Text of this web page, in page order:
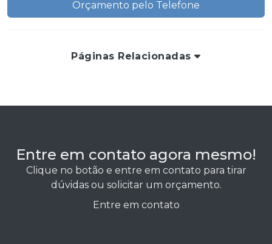
Orçamento pelo Telefone
Páginas Relacionadas
Entre em contato agora mesmo!
Clique no botão e entre em contato para tirar
dúvidas ou solicitar um orçamento.
Entre em contato